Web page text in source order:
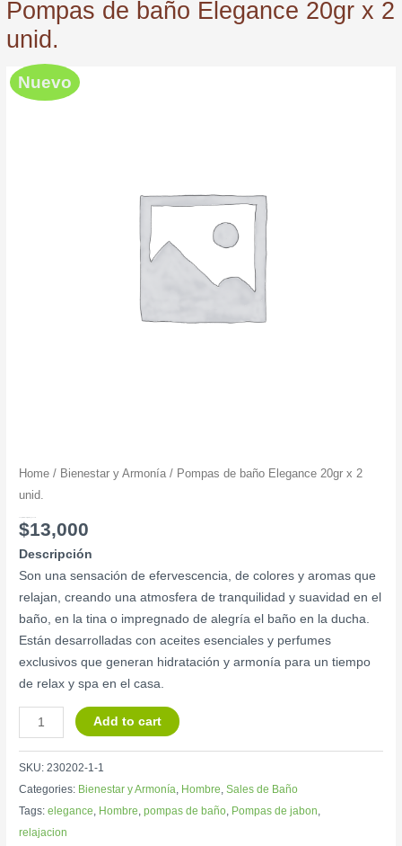
Pompas de baño Elegance 20gr x 2
unid.
Nuevo
Home / Bienestar y Armonía / Pompas de baño Elegance 20gr x 2
unid.
$13,000
Descripción
Son una sensación de efervescencia, de colores y aromas que
relajan, creando una atmosfera de tranquilidad y suavidad en el
baño, en la tina o impregnado de alegría el baño en la ducha.
Están desarrolladas con aceites esenciales y perfumes
exclusivos que generan hidratación y armonía para un tiempo
de relax y spa en el casa.
Pompas
de
Add to cart
SKU:230202-1-1
Categories: Bienestar y Armonía, Hombre,Sales de Baño
Tags:elegance, Hombre,pompas de baño, Pompas de jabon,
relajacion